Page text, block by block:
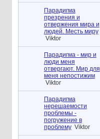
Парадигма
презрения и
отвержения мира и
людей. Месть миру
Viktor
Парадигма - мир и
люди меня
отвергают. Мир для
меня непостижим
Viktor
Парадигма
нерешаемости
проблемы -
погружение в
проблему Viktor